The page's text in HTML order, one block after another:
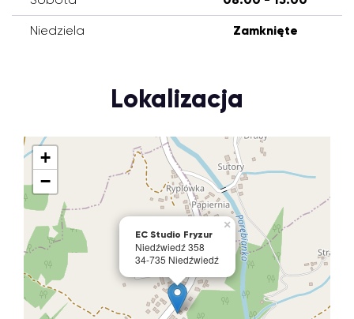
Niedziela Zamknięte
Lokalizacja
EC Studio Fryzur
Niedźwiedź 358
34-735 Niedźwiedź
×
+
−